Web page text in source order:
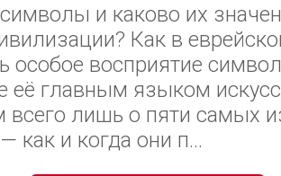
и каково их
Как в
особое восприятие
её главным языком
всего лишь о пяти самых
как и когда они п...